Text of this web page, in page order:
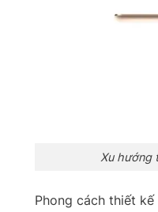
Xu hướng
Phong cách thiết